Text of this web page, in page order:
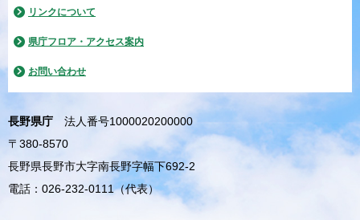
リンクについて
県庁フロア・アクセス案内
お問い合わせ
長野県庁
法人番号1000020200000
〒380-8570
長野県長野市大字南長野字幅下692-2
電話：026-232-0111（代表）